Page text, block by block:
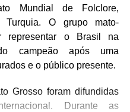
Mundial de Folclore,
Turquia. O grupo mato-
representar o Brasil na
campeão após uma
e o público presente.
Grosso foram difundidas
Durante as